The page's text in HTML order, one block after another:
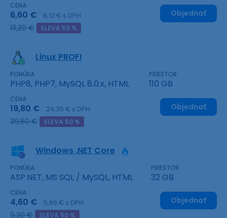
CENA
6,60 € 8,12 € s DPH
13,20 € SLEVA 50 %
Objednať
Linux PROFI
PONÚKA
PHP8, PHP7, MySQL 8.0.x, HTML
PRIESTOR
110 GB
CENA
19,80 € 24,35 € s DPH
39,60 € SLEVA 50 %
Objednať
Windows .NET Core
PONÚKA
ASP.NET, MS SQL / MySQL, HTML
PRIESTOR
32 GB
CENA
4,60 € 5,66 € s DPH
9,20 € SLEVA 50 %
Objednať